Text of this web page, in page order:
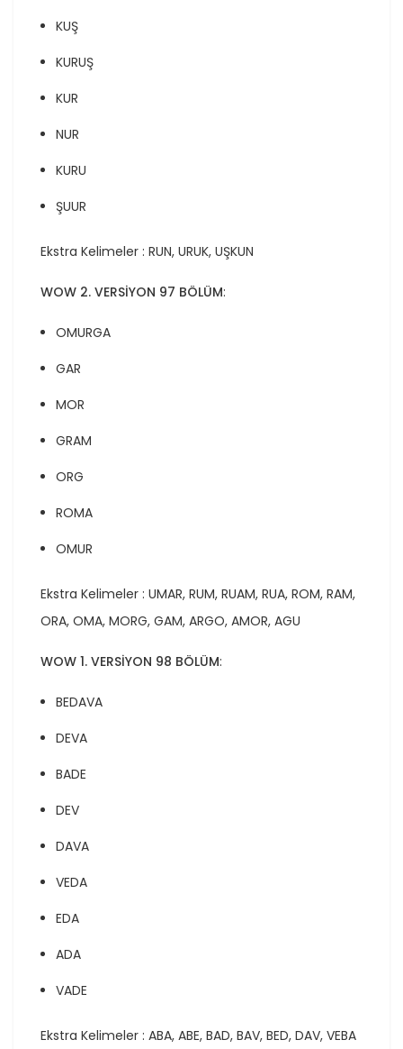
KUŞ
KURUŞ
KUR
NUR
KURU
ŞUUR
Ekstra Kelimeler : RUN, URUK, UŞKUN
WOW 2. VERSİYON 97 BÖLÜM:
OMURGA
GAR
MOR
GRAM
ORG
ROMA
OMUR
Ekstra Kelimeler : UMAR, RUM, RUAM, RUA, ROM, RAM,
ORA, OMA, MORG, GAM, ARGO, AMOR, AGU
WOW 1. VERSİYON 98 BÖLÜM:
BEDAVA
DEVA
BADE
DEV
DAVA
VEDA
EDA
ADA
VADE
Ekstra Kelimeler : ABA, ABE, BAD, BAV, BED, DAV, VEBA